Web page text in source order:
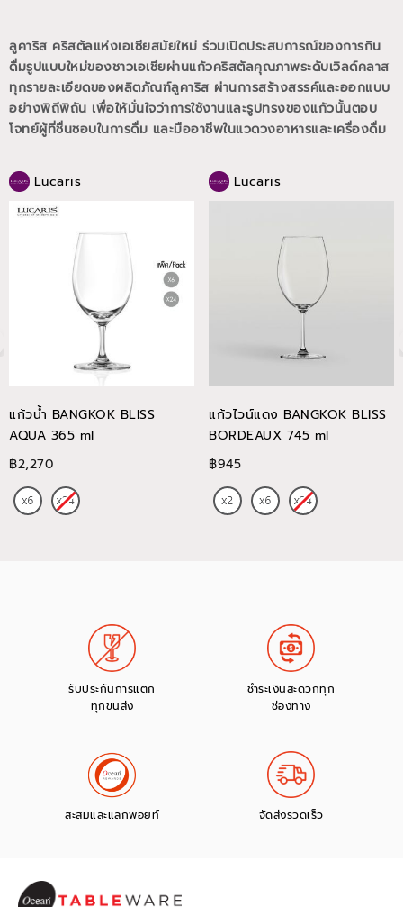
ลูคาริส คริสตัลแห่งเอเชียสมัยใหม่ ร่วมเปิดประสบการณ์ของการกิน
ดื่มรูปแบบใหม่ของชาวเอเชียผ่านแก้วคริสตัลคุณภาพระดับเวิลด์คลาส
ทุกรายละเอียดของผลิตภัณฑ์ลูคาริส ผ่านการสร้างสรรค์และออกแบบ
อย่างพิถีพิถัน เพื่อให้มั่นใจว่าการใช้งานและรูปทรงของแก้วนั้นตอบ
โจทย์ผู้ที่ชื่นชอบในการดื่ม และมืออาชีพในแวดวงอาหารและเครื่องดื่ม
Lucaris
แก้วน้ำ BANGKOK BLISS
AQUA 365 ml
฿2,270
Lucaris
แก้วไวน์แดง BANGKOK BLISS
BORDEAUX 745 ml
฿945
รับประกันการแตก
ทุกขนส่ง
ชำระเงินสะดวกทุก
ช่องทาง
สะสมและแลกพอยท์ จัดส่งรวดเร็ว